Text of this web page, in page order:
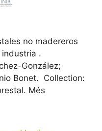
no madereros
industria .
González;
Bonet. Collection:
Més